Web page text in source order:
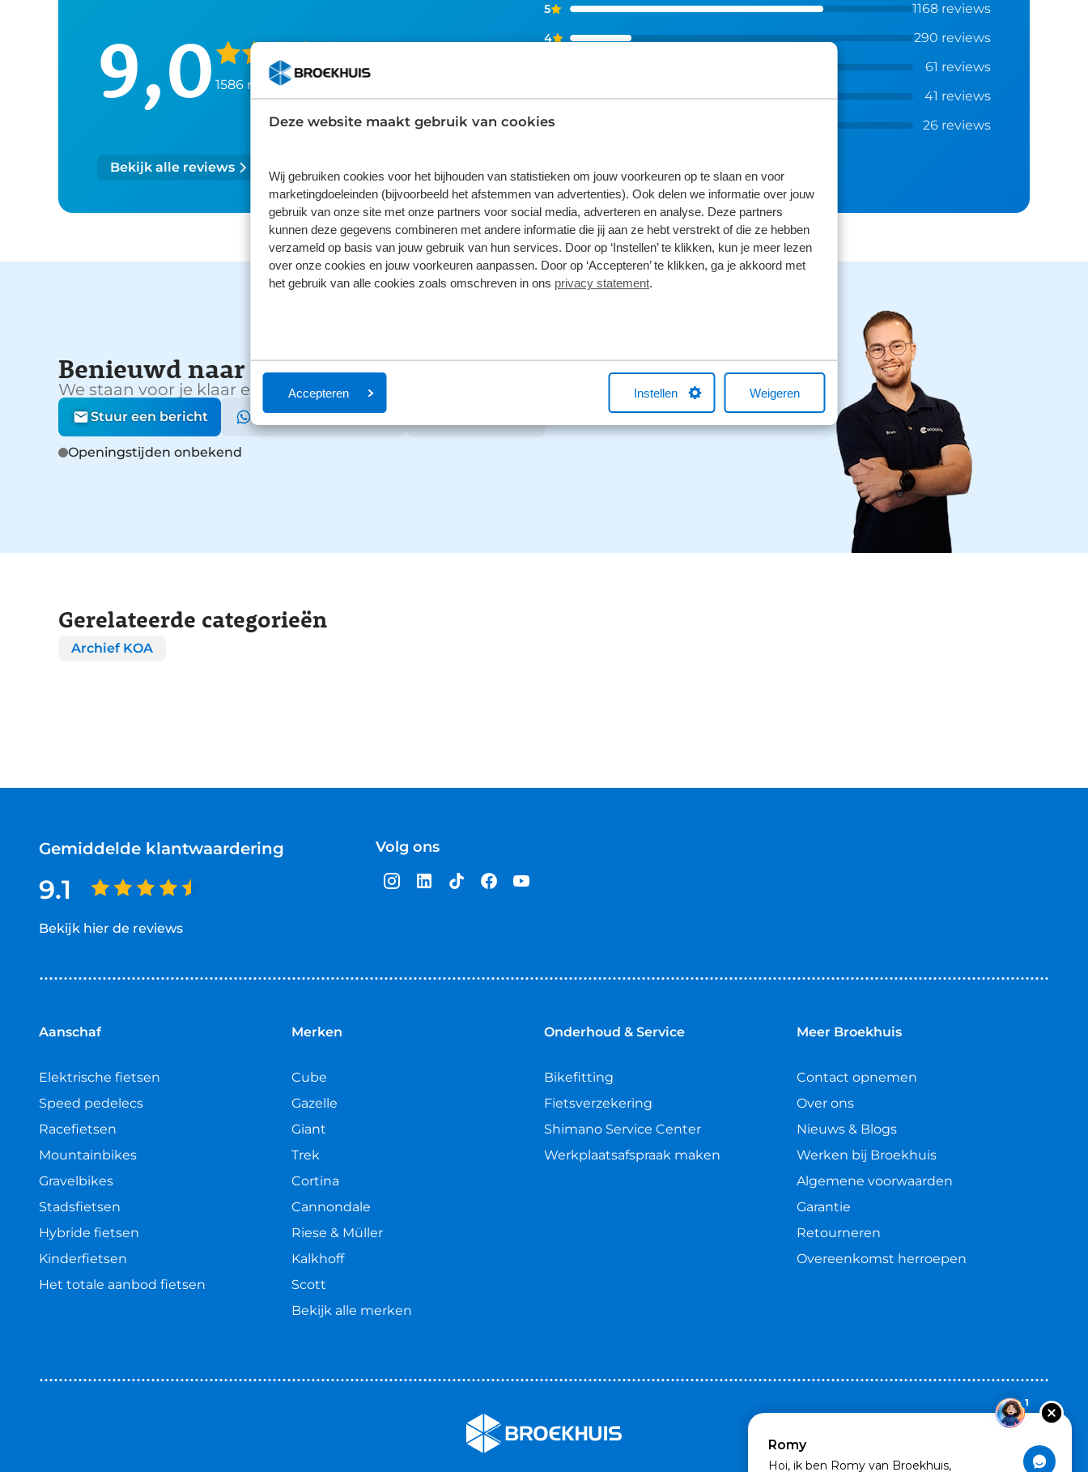
Deze website maakt gebruik van cookies
Wij gebruiken cookies voor het bijhouden van statistieken om jouw voorkeuren op te slaan en voor
marketingdoeleinden (bijvoorbeeld het afstemmen van advertenties). Ook delen we informatie over jouw
gebruik van onze site met onze partners voor social media, adverteren en analyse. Deze partners
kunnen deze gegevens combineren met andere informatie die jij aan ze hebt verstrekt of die ze hebben
verzameld op basis van jouw gebruik van hun services. Door op ‘Instellen’ te klikken, kun je meer lezen
over onze cookies en jouw voorkeuren aanpassen. Door op ‘Accepteren’ te klikken, ga je akkoord met
het gebruik van alle cookies zoals omschreven in ons privacy statement.
Accepteren Instellen Weigeren
9,0 1586 reviews
5 1168 reviews
4 290 reviews
61 reviews
2 41 reviews
1 26 reviews
Bekijk alle reviews
Benieuwd naar de mogelijkheden?
We staan voor je klaar en helpen graag.
Stuur een bericht Stuur een WhatsApp
Openingstijden onbekend
Gerelateerde categorieën
Archief KOA
Gemiddelde klantwaardering
9.1
Bekijk hier de reviews
van
Volg ons
Aanschaf
Elektrische fietsen
Speed pedelecs
Racefietsen
Mountainbikes
Gravelbikes
Stadsfietsen
Hybride fietsen
Kinderfietsen
Het totale aanbod fietsen
Merken
Cube
Gazelle
Giant
Trek
Cortina
Cannondale
Riese & Müller
Kalkhoff
Scott
Bekijk alle merken
Onderhoud & Service
Bikefitting
Fietsverzekering
Shimano Service Center
Werkplaatsafspraak maken
Meer Broekhuis
Contact opnemen
Over ons
Nieuws & Blogs
Werken bij Broekhuis
Algemene voorwaarden
Garantie
Retourneren
Overeenkomst herroepen
1
Romy
Hoi, ik ben Romy van Broekhuis,